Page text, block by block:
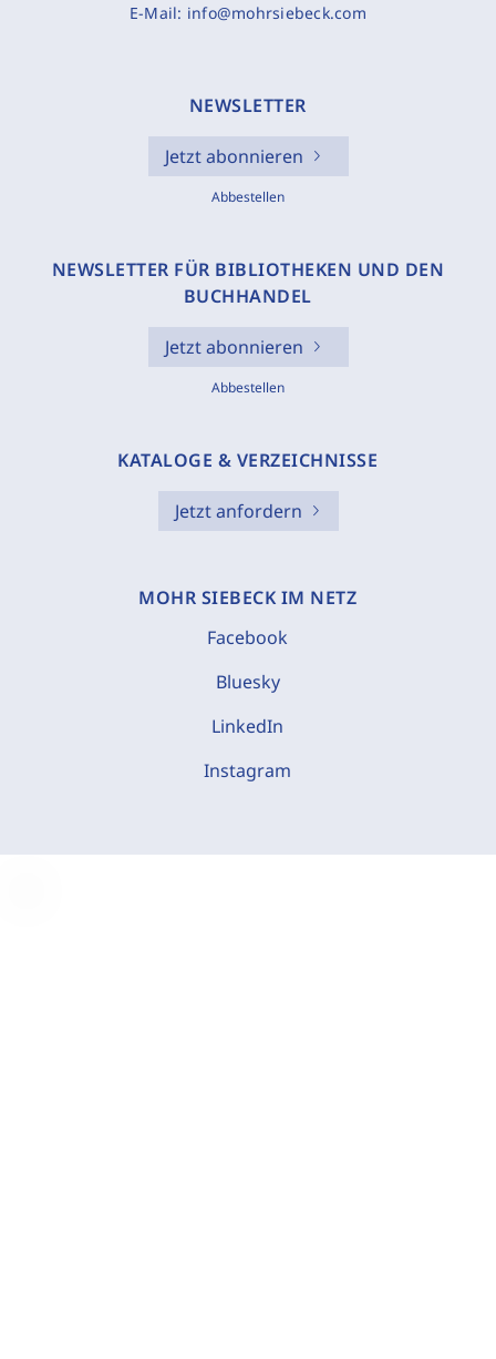
E-Mail: info@mohrsiebeck.com
NEWSLETTER
Jetzt abonnieren
Abbestellen
NEWSLETTER FÜR BIBLIOTHEKEN UND DEN
BUCHHANDEL
Jetzt abonnieren
Abbestellen
KATALOGE & VERZEICHNISSE
Jetzt anfordern
MOHR SIEBECK IM NETZ
Facebook
Bluesky
LinkedIn
Instagram